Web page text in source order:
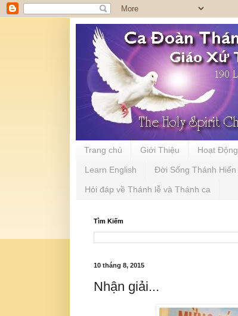
Trang chủ Giới Thiệu Hoạt Động
Learn English Đời Sống Thánh Hiến
Hỏi đáp về Thánh lễ và Thánh ca
Tìm Kiếm
10 tháng 8, 2015
Nhận giải...